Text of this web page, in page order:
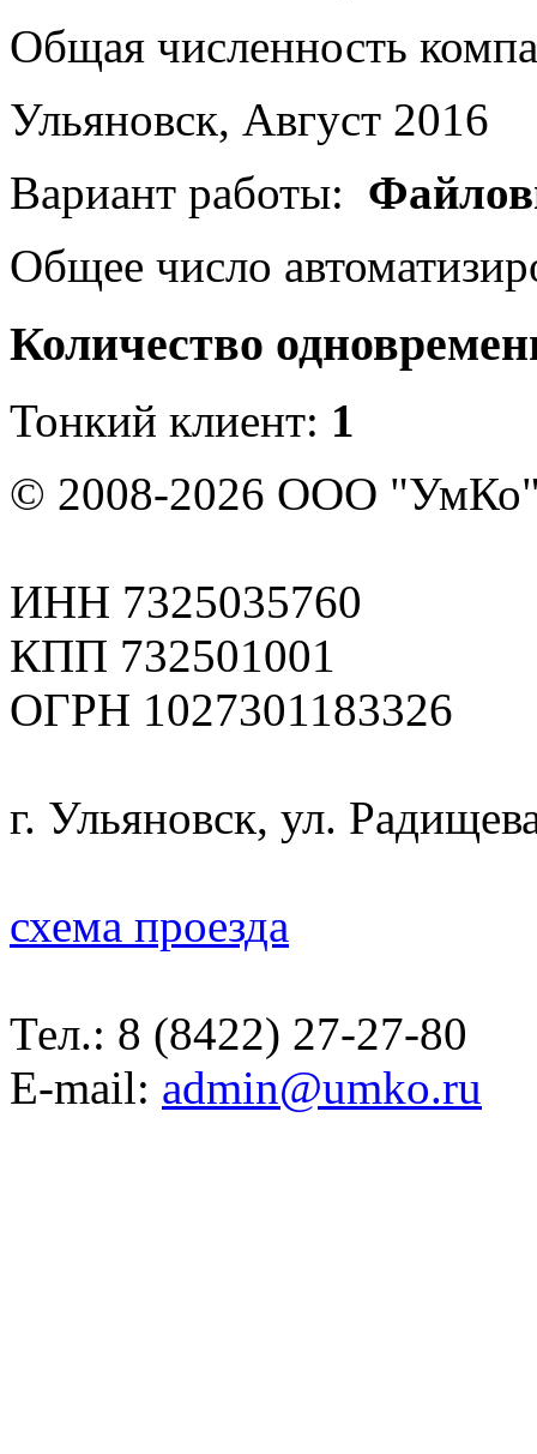
Общая численность
Ульяновск, Август 2016
Вариант работы:
Общее число
Количество
Тонкий клиент: 1
© 2008-2026 ООО
ИНН 7325035760
КПП 732501001
ОГРН 1027301183326
г. Ульяновск, ул.
схема проезда
Тел.: 8 (8422) 27-27-80
E-mail: admin@umko.ru